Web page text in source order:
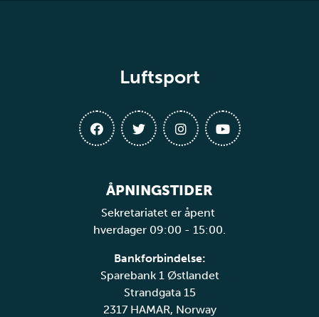
Luftsport
ÅPNINGSTIDER
Sekretariatet er åpent
hverdager 09:00 - 15:00.
Bankforbindelse:
Sparebank 1 Østlandet
Strandgata 15
2317 HAMAR, Norway